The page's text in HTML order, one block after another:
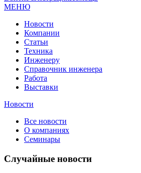
МЕНЮ
Новости
Компании
Статьи
Техника
Инженеру
Справочник инженера
Работа
Выставки
Новости
Все новости
О компаниях
Семинары
Случайные новости